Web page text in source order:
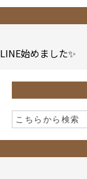
b
o
k
LINE始めました✨